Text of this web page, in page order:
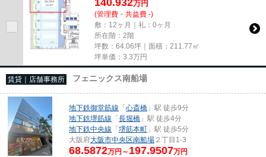
万円
(管理費・共益費 -)
敷：12ヶ月｜礼：0ヶ月
所在階：2階
坪数：64.06坪｜面積：211.77㎡
坪単価： 3.3万円
賃貸｜店舗事務所 フェニックス南船場
地下鉄御堂筋線 「心斎橋 」駅 徒歩9分
地下鉄堺筋線 「長堀橋 」駅 徒歩4分
地下鉄中央線 「堺筋本町 」駅 徒歩5分
大阪府大阪市中央区南船場 ２丁目1-3
68.5872万円～ 197.9507万円